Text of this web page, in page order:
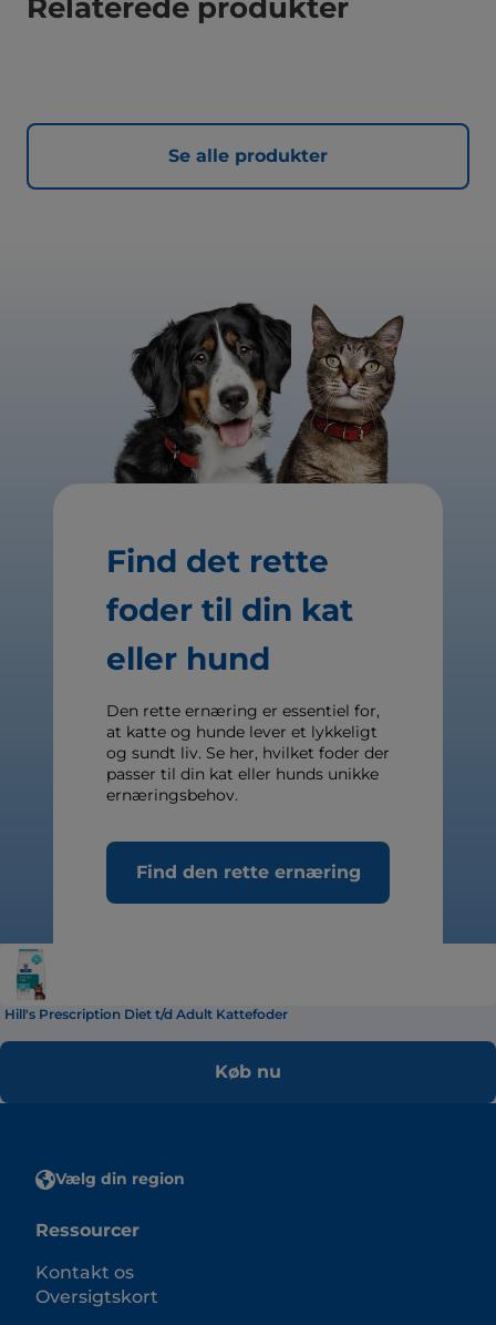
Relaterede produkter
Se alle produkter
Find det rette
foder til din kat
eller hund
Den rette ernæring er essentiel for,
at katte og hunde lever et lykkeligt
og sundt liv. Se her, hvilket foder der
passer til din kat eller hunds unikke
ernæringsbehov.
Find den rette ernæring
Hill's Prescription Diet t/d Adult Kattefoder
Køb nu
Vælg din region
Ressourcer
Kontakt os
Oversigtskort